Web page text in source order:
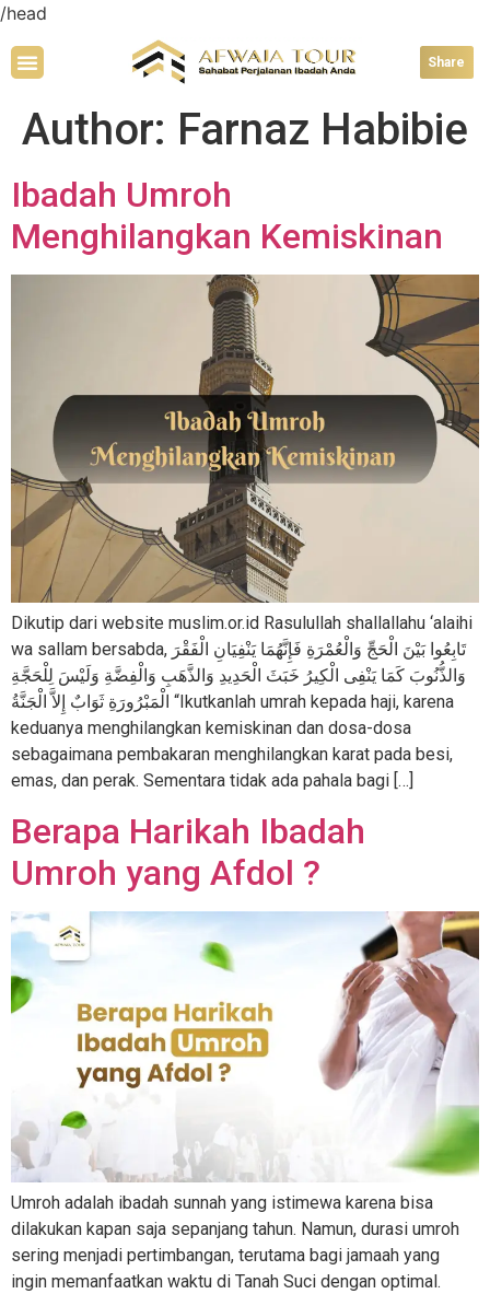
/head
Share
Author: Farnaz Habibie
Ibadah Umroh
Menghilangkan Kemiskinan
Dikutip dari website muslim.or.id Rasulullah shallallahu ‘alaihi
wa sallam bersabda, تَابِعُوا بَيْنَ الْحَجِّ وَالْعُمْرَةِ فَإِنَّهُمَا يَنْفِيَانِ الْفَقْرَ
وَالذُّنُوبَ كَمَا يَنْفِى الْكِيرُ خَبَثَ الْحَدِيدِ وَالذَّهَبِ وَالْفِضَّةِ وَلَيْسَ لِلْحَجَّةِ
الْمَبْرُورَةِ ثَوَابٌ إِلاَّ الْجَنَّةُ “Ikutkanlah umrah kepada haji, karena
keduanya menghilangkan kemiskinan dan dosa-dosa
sebagaimana pembakaran menghilangkan karat pada besi,
emas, dan perak. Sementara tidak ada pahala bagi […]
Berapa Harikah Ibadah
Umroh yang Afdol ?
Umroh adalah ibadah sunnah yang istimewa karena bisa
dilakukan kapan saja sepanjang tahun. Namun, durasi umroh
sering menjadi pertimbangan, terutama bagi jamaah yang
ingin memanfaatkan waktu di Tanah Suci dengan optimal.